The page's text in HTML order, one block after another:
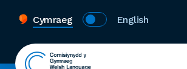
Cymraeg English